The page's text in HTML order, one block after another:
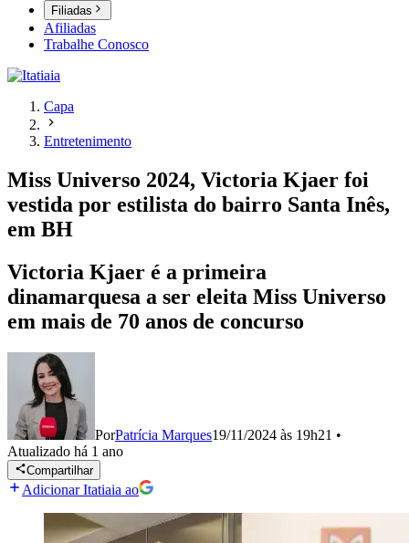
Filiadas
Afiliadas
Trabalhe Conosco
Capa
Entretenimento
Miss Universo 2024, Victoria Kjaer foi
vestida por estilista do bairro Santa Inês,
em BH
Victoria Kjaer é a primeira
dinamarquesa a ser eleita Miss Universo
em mais de 70 anos de concurso
PorPatrícia Marques19/11/2024 às 19h21 •
Atualizado há 1 ano
Compartilhar
Adicionar Itatiaia ao